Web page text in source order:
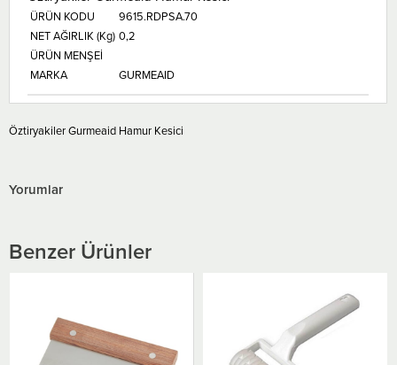
ÜRÜN KODU
9615.RDPSA.70
NET AĞIRLIK (Kg) 0,2
ÜRÜN MENŞEİ
MARKA
GURMEAID
Öztiryakiler Gurmeaid Hamur Kesici
Yorumlar
Benzer Ürünler